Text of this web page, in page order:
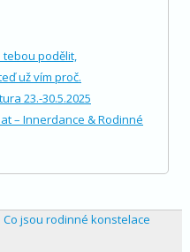
tebou podělit,
už vím proč.
23.-30.5.2025
– Innerdance & Rodinné
Co jsou rodinné konstelace